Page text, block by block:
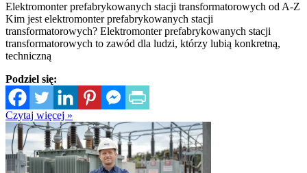
Elektromonter prefabrykowanych stacji transformatorowych od A-Z
Kim jest elektromonter prefabrykowanych stacji
transformatorowych? Elektromonter prefabrykowanych stacji
transformatorowych to zawód dla ludzi, którzy lubią konkretną,
techniczną
Podziel się:
Czytaj więcej »